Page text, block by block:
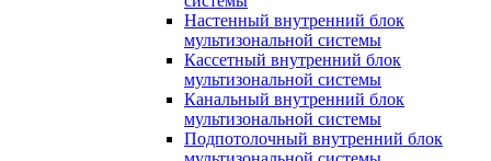
Настенный внутренний блок
мультизональной системы
Кассетный внутренний блок
мультизональной системы
Канальный внутренний блок
мультизональной системы
Подпотолочный внутренний блок